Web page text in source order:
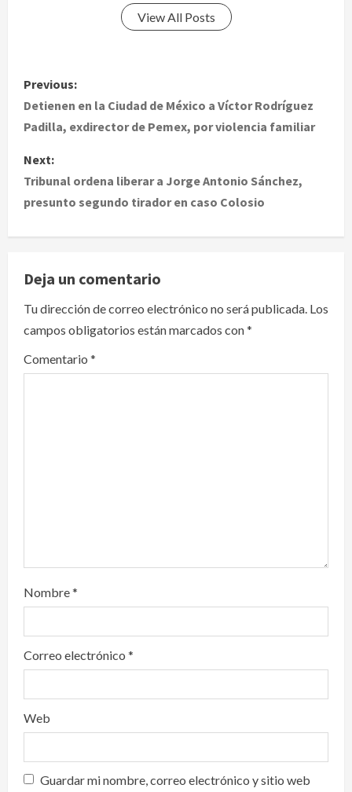
View All Posts
P
o
t
n
a
v
i
g
a
Previous:
Detienen en la Ciudad de México a Víctor Rodríguez
Padilla, exdirector de Pemex, por violencia familiar
Next:
Tribunal ordena liberar a Jorge Antonio Sánchez,
presunto segundo tirador en caso Colosio
Deja un comentario
Tu dirección de correo electrónico no será publicada. Los
campos obligatorios están marcados con*
Comentario *
Nombre*
Correo electrónico *
Web
Guardar mi nombre, correo electrónico y sitio web